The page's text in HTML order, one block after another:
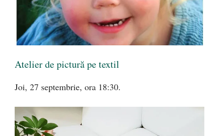
Atelier de pictură pe textil
Joi, 27 septembrie, ora 18:30.